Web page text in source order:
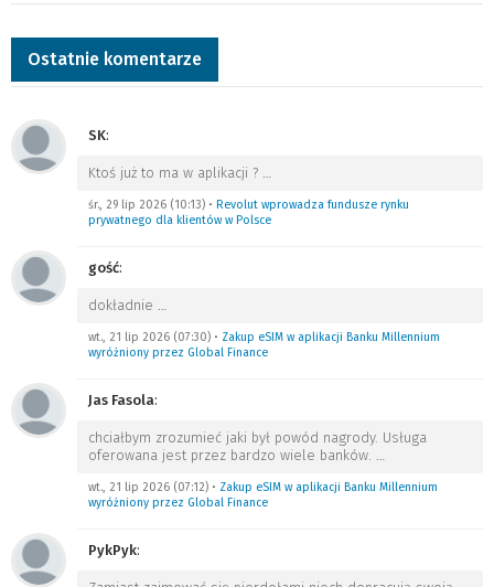
Ostatnie komentarze
SK:
Ktoś już to ma w aplikacji ? …
śr., 29 lip 2026 (10:13) • Revolut wprowadza fundusze rynku
prywatnego dla klientów w Polsce
gość:
dokładnie …
wt., 21 lip 2026 (07:30) • Zakup eSIM w aplikacji Banku Millennium
wyróżniony przez Global Finance
Jas Fasola:
chciałbym zrozumieć jaki był powód nagrody. Usługa
oferowana jest przez bardzo wiele banków. …
wt., 21 lip 2026 (07:12) • Zakup eSIM w aplikacji Banku Millennium
wyróżniony przez Global Finance
PykPyk: